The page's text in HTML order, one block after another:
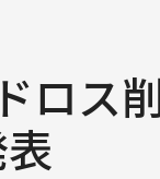
ロス
表